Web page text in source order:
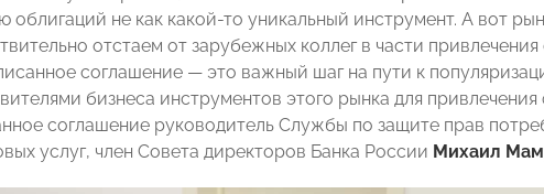
облигаций не как какой-то уникальный инструмент. А вот
отстаем от зарубежных коллег в части
соглашение — это важный шаг на пути к
бизнеса инструментов этого рынка для
соглашение руководитель Службы по защите прав
услуг, член Совета директоров Банка России Михаил